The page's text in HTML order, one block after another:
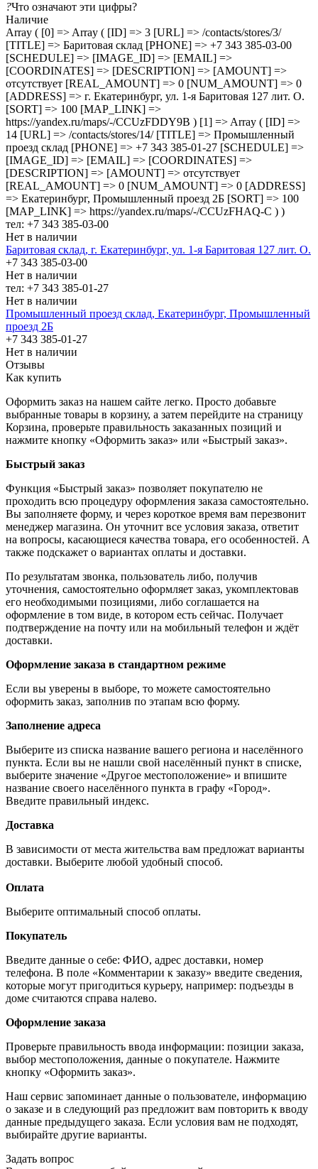
?Что означают эти цифры?
Наличие
Array ( [0] => Array ( [ID] => 3 [URL] => /contacts/stores/3/
[TITLE] => Баритовая склад [PHONE] => +7 343 385-03-00
[SCHEDULE] => [IMAGE_ID] => [EMAIL] =>
[COORDINATES] => [DESCRIPTION] => [AMOUNT] =>
отсутствует [REAL_AMOUNT] => 0 [NUM_AMOUNT] => 0
[ADDRESS] => г. Екатеринбург, ул. 1-я Баритовая 127 лит. О.
[SORT] => 100 [MAP_LINK] =>
https://yandex.ru/maps/-/CCUzFDDY9B ) [1] => Array ( [ID] =>
14 [URL] => /contacts/stores/14/ [TITLE] => Промышленный
проезд cклад [PHONE] => +7 343 385-01-27 [SCHEDULE] =>
[IMAGE_ID] => [EMAIL] => [COORDINATES] =>
[DESCRIPTION] => [AMOUNT] => отсутствует
[REAL_AMOUNT] => 0 [NUM_AMOUNT] => 0 [ADDRESS]
=> Екатеринбург, Промышленный проезд 2Б [SORT] => 100
[MAP_LINK] => https://yandex.ru/maps/-/CCUzFHAQ-C ) )
тел: +7 343 385-03-00
Нет в наличии
Баритовая склад, г. Екатеринбург, ул. 1-я Баритовая 127 лит. О.
+7 343 385-03-00
Нет в наличии
тел: +7 343 385-01-27
Нет в наличии
Промышленный проезд cклад, Екатеринбург, Промышленный
проезд 2Б
+7 343 385-01-27
Нет в наличии
Отзывы
Как купить
Оформить заказ на нашем сайте легко. Просто добавьте
выбранные товары в корзину, а затем перейдите на страницу
Корзина, проверьте правильность заказанных позиций и
нажмите кнопку «Оформить заказ» или «Быстрый заказ».
Быстрый заказ
Функция «Быстрый заказ» позволяет покупателю не
проходить всю процедуру оформления заказа самостоятельно.
Вы заполняете форму, и через короткое время вам перезвонит
менеджер магазина. Он уточнит все условия заказа, ответит
на вопросы, касающиеся качества товара, его особенностей. А
также подскажет о вариантах оплаты и доставки.
По результатам звонка, пользователь либо, получив
уточнения, самостоятельно оформляет заказ, укомплектовав
его необходимыми позициями, либо соглашается на
оформление в том виде, в котором есть сейчас. Получает
подтверждение на почту или на мобильный телефон и ждёт
доставки.
Оформление заказа в стандартном режиме
Если вы уверены в выборе, то можете самостоятельно
оформить заказ, заполнив по этапам всю форму.
Заполнение адреса
Выберите из списка название вашего региона и населённого
пункта. Если вы не нашли свой населённый пункт в списке,
выберите значение «Другое местоположение» и впишите
название своего населённого пункта в графу «Город».
Введите правильный индекс.
Доставка
В зависимости от места жительства вам предложат варианты
доставки. Выберите любой удобный способ.
Оплата
Выберите оптимальный способ оплаты.
Покупатель
Введите данные о себе: ФИО, адрес доставки, номер
телефона. В поле «Комментарии к заказу» введите сведения,
которые могут пригодиться курьеру, например: подъезды в
доме считаются справа налево.
Оформление заказа
Проверьте правильность ввода информации: позиции заказа,
выбор местоположения, данные о покупателе. Нажмите
кнопку «Оформить заказ».
Наш сервис запоминает данные о пользователе, информацию
о заказе и в следующий раз предложит вам повторить к вводу
данные предыдущего заказа. Если условия вам не подходят,
выбирайте другие варианты.
Задать вопрос